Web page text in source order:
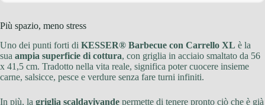
Più spazio, meno stress
Uno dei punti forti di KESSER® Barbecue con Carrello XL è la
sua ampia superficie di cottura, con griglia in acciaio smaltato da 56
x 41,5 cm. Tradotto nella vita reale, significa poter cuocere insieme
carne, salsicce, pesce e verdure senza fare turni infiniti.
In più, la griglia scaldavivande permette di tenere pronto ciò che è già